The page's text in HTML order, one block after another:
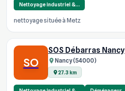
Nettoyage industriel &…
nettoyage située à Metz
SO
SOS Débarras Nancy
Nancy (54000)
27.3 km